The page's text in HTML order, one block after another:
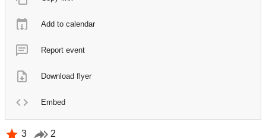
Add to calendar
Report event
Download flyer
Embed
3 2